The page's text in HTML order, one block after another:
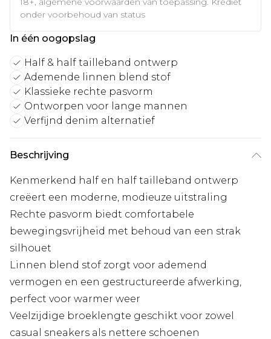
onder voorbehoud van status
In één oogopslag
Half & half tailleband ontwerp
Ademende linnen blend stof
Klassieke rechte pasvorm
Ontworpen voor lange mannen
Verfijnd denim alternatief
Beschrijving
Kenmerkend half en half tailleband ontwerp
creëert een moderne, modieuze uitstraling
Rechte pasvorm biedt comfortabele
bewegingsvrijheid met behoud van een strak
silhouet
Linnen blend stof zorgt voor ademend
vermogen en een gestructureerde afwerking,
perfect voor warmer weer
Veelzijdige broeklengte geschikt voor zowel
casual sneakers als nettere schoenen